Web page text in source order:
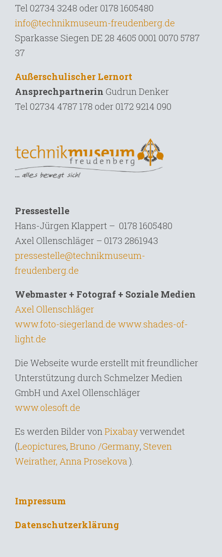
Tel 02734 3248 oder 0178 1605480
info@technikmuseum-freudenberg.de
Sparkasse Siegen DE 28 4605 0001 0070 5787
37
Außerschulischer Lernort
Ansprechpartnerin Gudrun Denker
Tel 02734 4787 178 oder 0172 9214 090
Pressestelle
Hans-Jürgen Klappert – 0178 1605480
Axel Ollenschläger – 0173 2861943
pressestelle@technikmuseum-
freudenberg.de
Webmaster + Fotograf + Soziale Medien
Axel Ollenschläger
www.foto-siegerland.de www.shades-of-
light.de
Die Webseite wurde erstellt mit freundlicher
Unterstützung durch Schmelzer Medien
GmbH und Axel Ollenschläger
www.olesoft.de
Es werden Bilder vonPixabayverwendet
(Leopictures, Bruno /Germany, Steven
Weirather, Anna Prosekova).
Impressum
Datenschutzerklärung